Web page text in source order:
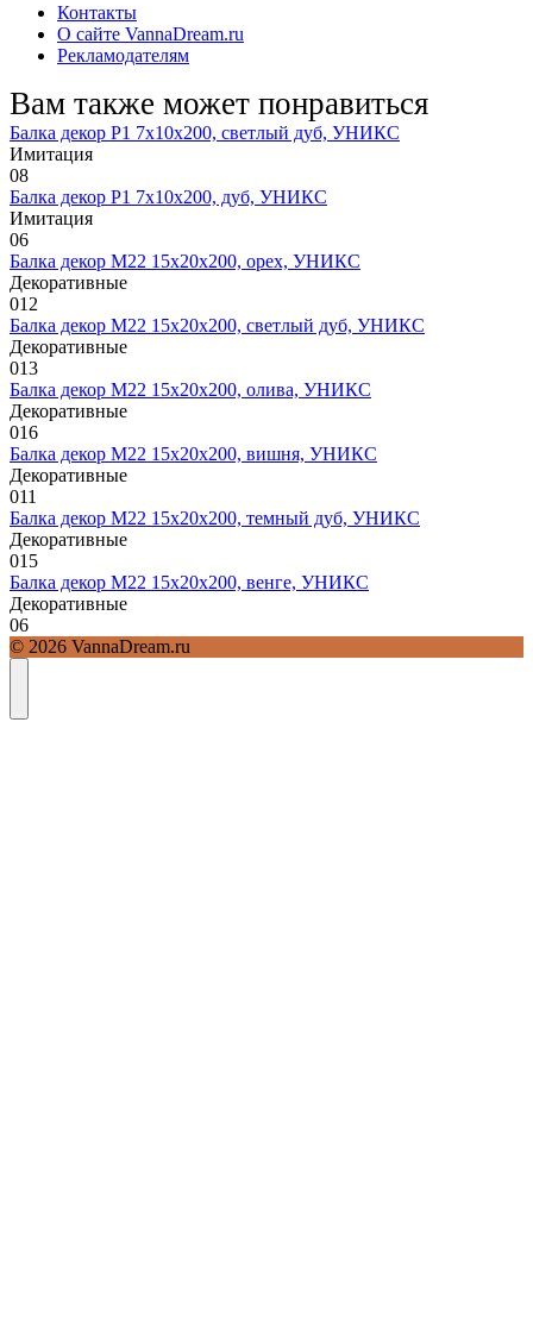
Контакты
О сайте VannaDream.ru
Рекламодателям
Вам также может понравиться
Балка декор Р1 7х10х200, светлый дуб, УНИКС
Имитация
08
Балка декор Р1 7х10х200, дуб, УНИКС
Имитация
06
Балка декор М22 15х20х200, орех, УНИКС
Декоративные
012
Балка декор М22 15х20х200, светлый дуб, УНИКС
Декоративные
013
Балка декор М22 15х20х200, олива, УНИКС
Декоративные
016
Балка декор М22 15х20х200, вишня, УНИКС
Декоративные
011
Балка декор М22 15х20х200, темный дуб, УНИКС
Декоративные
015
Балка декор М22 15х20х200, венге, УНИКС
Декоративные
06
© 2026 VannaDream.ru